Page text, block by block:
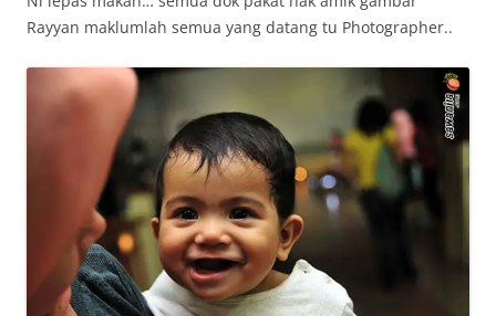
Rayyan maklumlah semua yang datang tu Photographer..